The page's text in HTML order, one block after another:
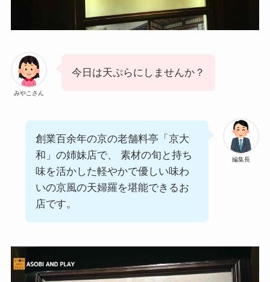
みやこさん
今日は天ぷらにしませんか？
編集長
創業百余年の京の老舗料亭「京大
和」の姉妹店で、 素材の旬と持ち
味を活かした軽やかで優しい味わ
いの京風の天婦羅を堪能できるお
店です。